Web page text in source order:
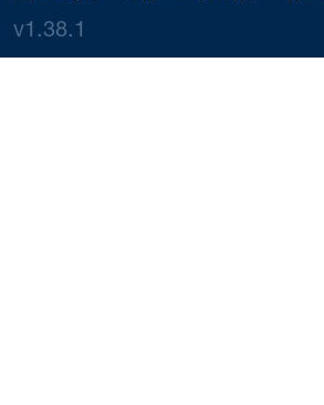
v1.38.1